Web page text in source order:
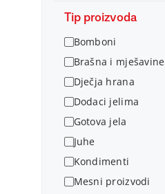
Tip proizvoda
Bomboni
Brašna i mješavine
Dječja hrana
Dodaci jelima
Gotova jela
Juhe
Kondimenti
Mesni proizvodi